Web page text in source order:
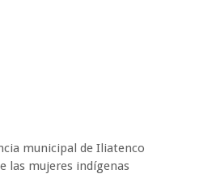
municipal de Iliatenco
las mujeres indígenas